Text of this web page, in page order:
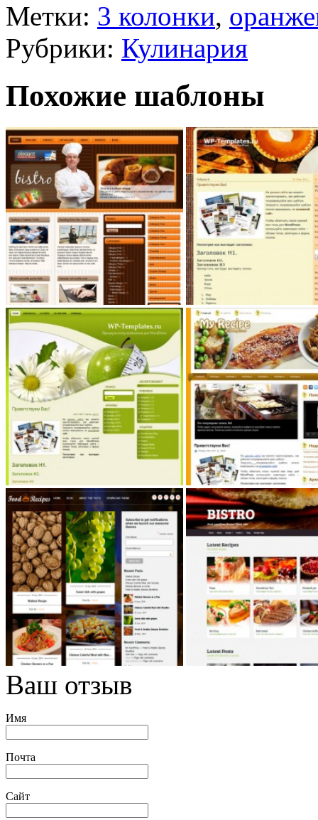
Метки: 3 колонки,
Рубрики: Кулинария
Похожие шаблоны
Ваш отзыв
Имя
Почта
Сайт